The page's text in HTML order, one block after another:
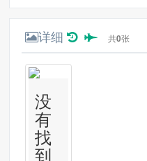
详细 共0张
没
有
找
到